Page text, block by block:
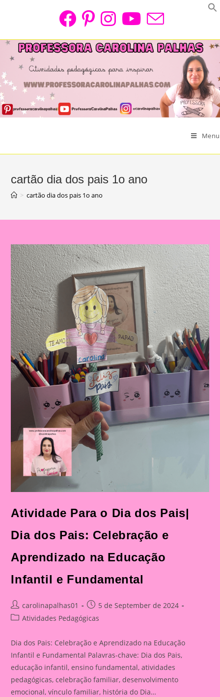
Menu
cartão dia dos pais 1o ano
> cartão dia dos pais 1o ano
Atividade Para o Dia dos Pais|
Dia dos Pais: Celebração e
Aprendizado na Educação
Infantil e Fundamental
Post
author:
carolinapalhas01
Post
published:
5 de September de 2024
PostAtividades Pedagógicas
Dia dos Pais: Celebração e Aprendizado na Educação
Infantil e Fundamental Palavras-chave: Dia dos Pais,
educação infantil, ensino fundamental, atividades
pedagógicas, celebração familiar, desenvolvimento
emocional, vínculo familiar, história do Dia…